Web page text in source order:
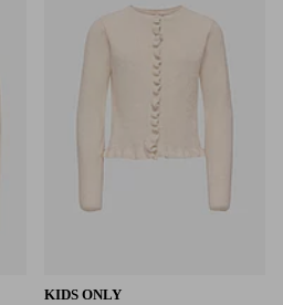
KIDS ONLY
146-152